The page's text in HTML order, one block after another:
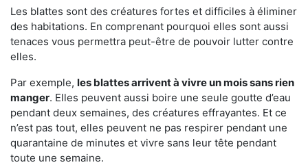
Les blattes sont des créatures fortes et difficiles à éliminer
des habitations. En comprenant pourquoi elles sont aussi
tenaces vous permettra peut-être de pouvoir lutter contre
elles.
Par exemple, les blattes arrivent à vivre un mois sans rien
manger. Elles peuvent aussi boire une seule goutte d’eau
pendant deux semaines, des créatures effrayantes. Et ce
n’est pas tout, elles peuvent ne pas respirer pendant une
quarantaine de minutes et vivre sans leur tête pendant
toute une semaine.